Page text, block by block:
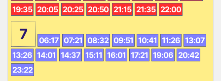
19:35 20:05 20:25 20:50 21:15 21:35 22:00
7 06:17 07:21 08:32 09:51 10:41 11:26 13:07
13:26 14:01 14:37 15:11 16:01 17:21 19:06 20:42
23:22